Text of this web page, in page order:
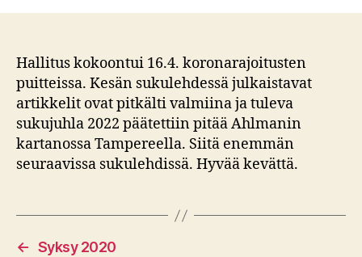
Hallitus kokoontui 16.4. koronarajoitusten
puitteissa. Kesän sukulehdessä julkaistavat
artikkelit ovat pitkälti valmiina ja tuleva
sukujuhla 2022 päätettiin pitää Ahlmanin
kartanossa Tampereella. Siitä enemmän
seuraavissa sukulehdissä. Hyvää kevättä.
← Syksy 2020